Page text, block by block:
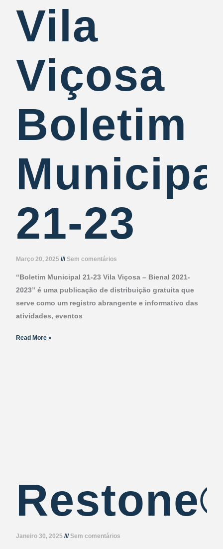
Vila
Viçosa
Boletim
21-23
Março 20, 2025 Sem comentários
“Boletim Municipal 21-23 Vila Viçosa – Bienal 2021-
2023” é uma publicação de distribuição gratuita que
serve como um registro abrangente e informativo das
atividades, eventos
Read More »
Janeiro 30, 2025 Sem comentários